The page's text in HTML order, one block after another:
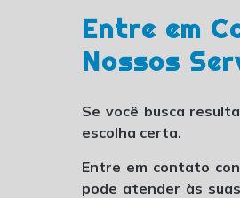
Entre em
Nossos
Se você busca
escolha certa.
Entre em contato
pode atender às